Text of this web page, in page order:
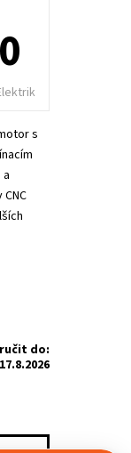
s
do:
17.8.2026